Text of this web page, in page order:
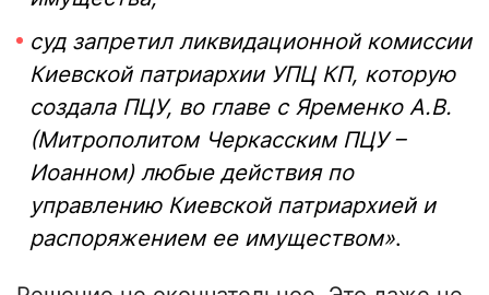
суд запретил ликвидационной комиссии
Киевской патриархии УПЦ КП, которую
создала ПЦУ, во главе с Яременко А.В.
(Митрополитом Черкасским ПЦУ –
Иоанном) любые действия по
управлению Киевской патриархией и
распоряжением ее имуществом».